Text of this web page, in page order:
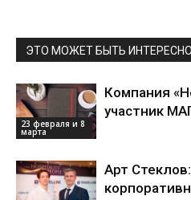
ЭТО МОЖЕТ БЫТЬ ИНТЕРЕСНО
23 февраля и 8
марта
Компания
участник
Арт